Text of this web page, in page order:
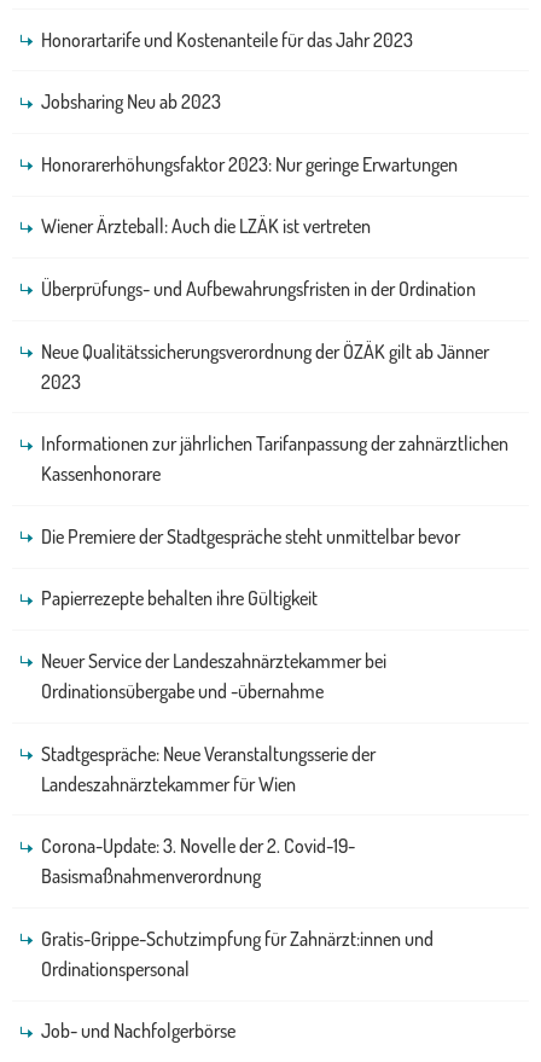
Honorartarife und Kostenanteile für das Jahr 2023
Jobsharing Neu ab 2023
Honorarerhöhungsfaktor 2023: Nur geringe Erwartungen
Wiener Ärzteball: Auch die LZÄK ist vertreten
Überprüfungs- und Aufbewahrungsfristen in der Ordination
Neue Qualitätssicherungsverordnung der ÖZÄK gilt ab Jänner
2023
Informationen zur jährlichen Tarifanpassung der zahnärztlichen
Kassenhonorare
Die Premiere der Stadtgespräche steht unmittelbar bevor
Papierrezepte behalten ihre Gültigkeit
Neuer Service der Landeszahnärztekammer bei
Ordinationsübergabe und -übernahme
Stadtgespräche: Neue Veranstaltungsserie der
Landeszahnärztekammer für Wien
Corona-Update: 3. Novelle der 2. Covid-19-
Basismaßnahmenverordnung
Gratis-Grippe-Schutzimpfung für Zahnärzt:innen und
Ordinationspersonal
Job- und Nachfolgerbörse